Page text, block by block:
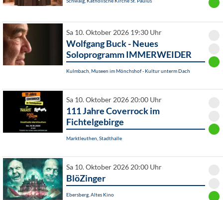
Sa 10. Oktober 2026 19:30 Uhr
Wolfgang Buck - Neues
Soloprogramm IMMERWEIDER
Kulmbach, Museen im Mönchshof - Kultur unterm Dach
Sa 10. Oktober 2026 20:00 Uhr
111 Jahre Coverrock im
Fichtelgebirge
Marktleuthen, Stadthalle
Sa 10. Oktober 2026 20:00 Uhr
BlöZinger
Ebersberg, Altes Kino